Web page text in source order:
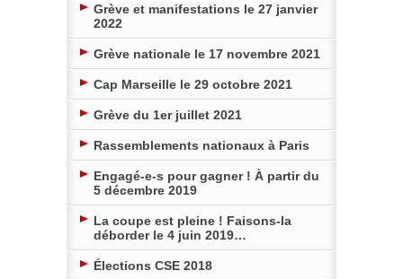
Grève et manifestations le 27 janvier
2022
Grève nationale le 17 novembre 2021
Cap Marseille le 29 octobre 2021
Grève du 1er juillet 2021
Rassemblements nationaux à Paris
Engagé-e-s pour gagner ! À partir du
5 décembre 2019
La coupe est pleine ! Faisons-la
déborder le 4 juin 2019…
Élections CSE 2018